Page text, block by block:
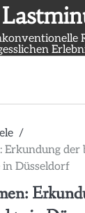
Erkundung der
Düsseldorf